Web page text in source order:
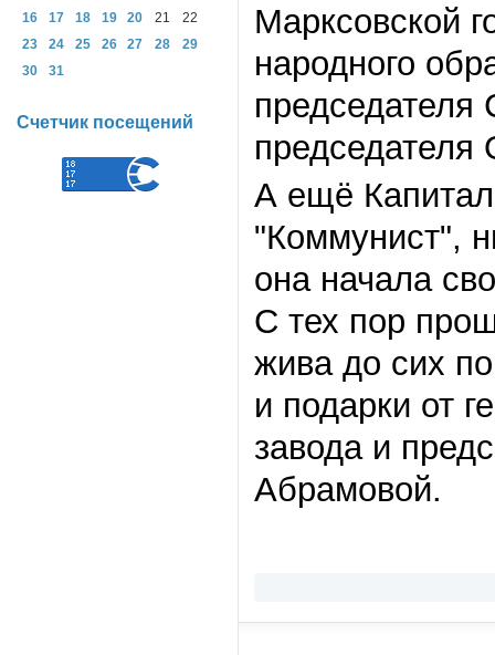
Марксовской
народного
председателя
А ещё
"Коммунист",
она начала
С тех пор
жива до сих
и подарки от
завода и
Абрамовой.
16
17 18 19 20 21
22
23
24 25 26 27 28
29
30
31
Счетчик посещений